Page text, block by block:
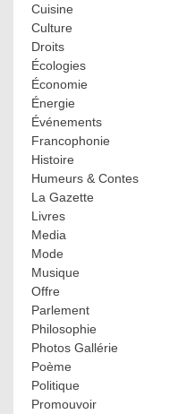
Cuisine
Culture
Droits
Écologies
Économie
Énergie
Événements
Francophonie
Histoire
Humeurs & Contes
La Gazette
Livres
Media
Mode
Musique
Offre
Parlement
Philosophie
Photos Gallérie
Poème
Politique
Promouvoir